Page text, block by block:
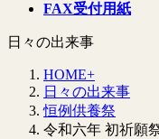
FAX受付用紙
日々の出来事
HOME+
日々の出来事
恒例供養祭
令和六年 初祈願